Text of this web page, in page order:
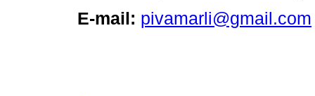
E-mail: pivamarli@gmail.com